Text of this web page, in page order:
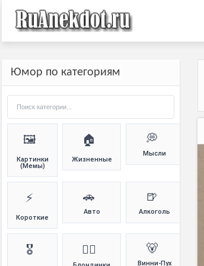
Юмор по категориям
🖼️
Картинки
(Мемы)
🏠
Жизненные
💭
Мысли
⚡
Короткие
🚗
Авто
🍺
Алкоголь
🎖️ 👱‍♀️ 🐻
Винни-Пух